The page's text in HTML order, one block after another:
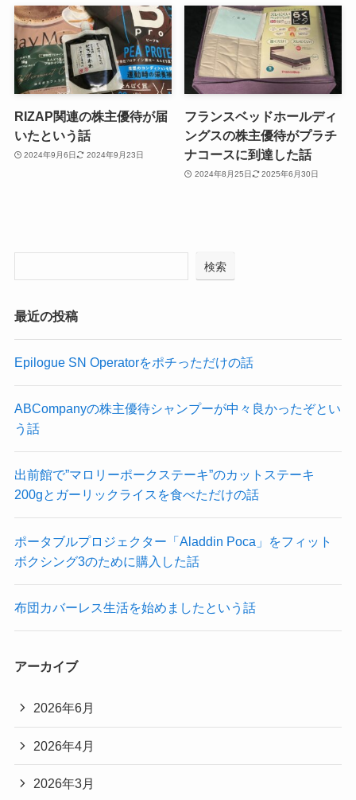
RIZAP関連の株主優待が届
いたという話
2024年9月6日 2024年9月23日
フランスベッドホールディ
ングスの株主優待がプラチ
ナコースに到達した話
2024年8月25日 2025年6月30日
検索
最近の投稿
Epilogue SN Operatorをポチっただけの話
ABCompanyの株主優待シャンプーが中々良かったぞとい
う話
出前館で”マロリーポークステーキ”のカットステーキ
200gとガーリックライスを食べただけの話
ポータブルプロジェクター「Aladdin Poca」をフィット
ボクシング3のために購入した話
布団カバーレス生活を始めましたという話
アーカイブ
2026年6月
2026年4月
2026年3月